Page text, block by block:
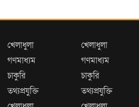
খেলাধুলা
গণমাধ্যম
চাকুরি
তথ্যপ্রযুক্তি
খেলাধুলা
গণমাধ্যম
চাকুরি
তথ্যপ্রযুক্তি